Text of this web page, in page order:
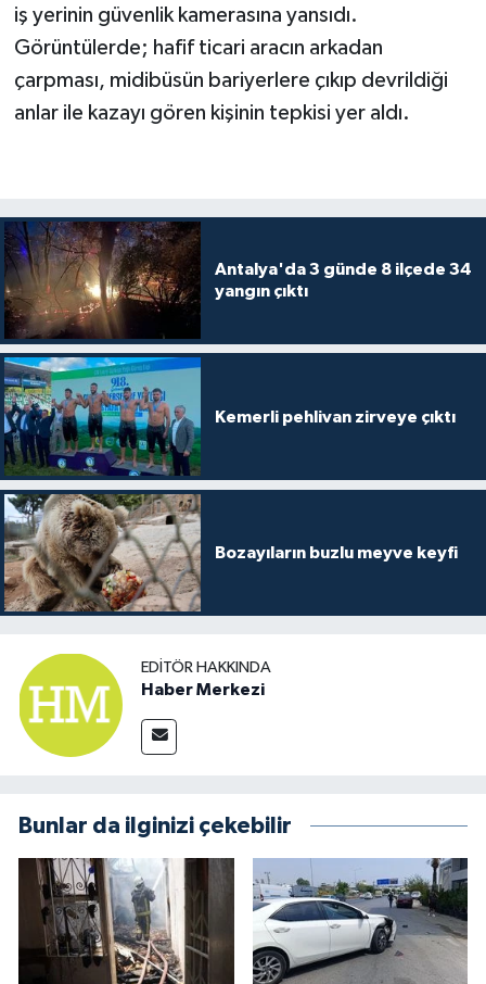
iş yerinin güvenlik kamerasına yansıdı.
Görüntülerde; hafif ticari aracın arkadan
çarpması, midibüsün bariyerlere çıkıp devrildiği
anlar ile kazayı gören kişinin tepkisi yer aldı.
Antalya'da 3 günde 8 ilçede 34
yangın çıktı
Kemerli pehlivan zirveye çıktı
Bozayıların buzlu meyve keyfi
EDITÖR HAKKINDA
Haber Merkezi
Bunlar da ilginizi çekebilir